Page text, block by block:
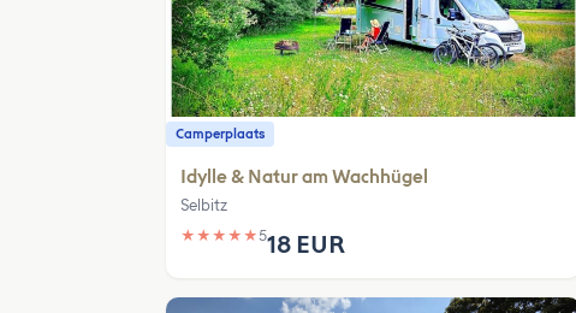
Camperplaats
Idylle & Natur am Wachhügel
Selbitz
★ ★ ★ ★ ★518 EUR